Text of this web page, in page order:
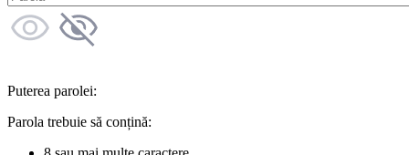
Puterea parolei:
Parola trebuie să conțină: